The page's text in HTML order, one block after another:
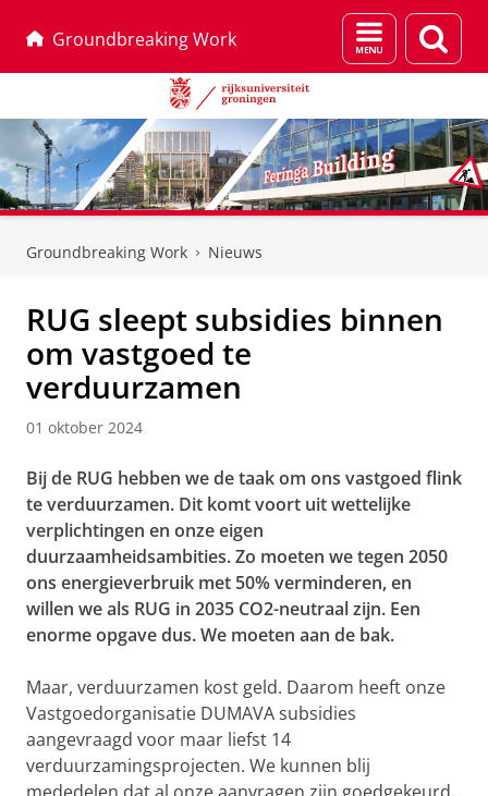
Groundbreaking Work
Menu
en
Groundbreaking Work Nieuws
RUG sleept subsidies binnen
om vastgoed te
verduurzamen
01 oktober 2024
Bij de RUG hebben we de taak om ons vastgoed flink
te verduurzamen. Dit komt voort uit wettelijke
verplichtingen en onze eigen
duurzaamheidsambities. Zo moeten we tegen 2050
ons energieverbruik met 50% verminderen, en
willen we als RUG in 2035 CO2-neutraal zijn. Een
enorme opgave dus. We moeten aan de bak.
Maar, verduurzamen kost geld. Daarom heeft onze
Vastgoedorganisatie DUMAVA subsidies
aangevraagd voor maar liefst 14
verduurzamingsprojecten. We kunnen blij